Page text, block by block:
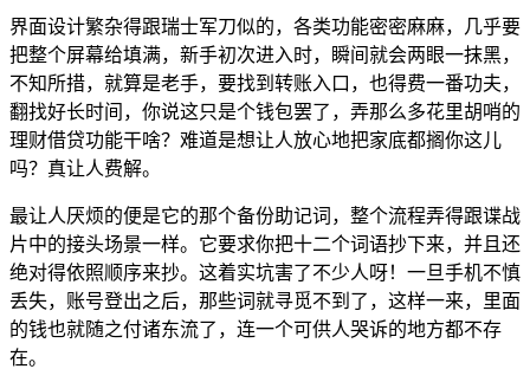
界面设计繁杂得跟瑞士军刀似的，各类功能密密麻麻，几乎要
把整个屏幕给填满，新手初次进入时，瞬间就会两眼一抹黑，
不知所措，就算是老手，要找到转账入口，也得费一番功夫，
翻找好长时间，你说这只是个钱包罢了，弄那么多花里胡哨的
理财借贷功能干啥？难道是想让人放心地把家底都搁你这儿
吗？真让人费解。
最让人厌烦的便是它的那个备份助记词，整个流程弄得跟谍战
片中的接头场景一样。它要求你把十二个词语抄下来，并且还
绝对得依照顺序来抄。这着实坑害了不少人呀！一旦手机不慎
丢失，账号登出之后，那些词就寻觅不到了，这样一来，里面
的钱也就随之付诸东流了，连一个可供人哭诉的地方都不存
在。